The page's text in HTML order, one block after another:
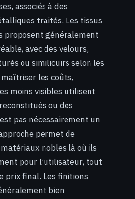
associés à des
traités. Les tissus
proposent généralement
avec des velours,
ou similicuirs selon les
les coûts,
moins visibles utilisent
ou des
pas nécessairement un
permet de
nobles là où ils
pour l’utilisateur, tout
prix final. Les finitions
bien